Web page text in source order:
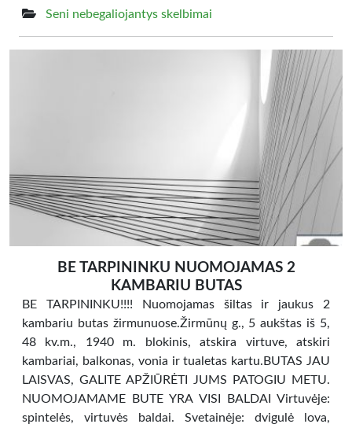
Seni nebegaliojantys skelbimai
BE TARPININKU NUOMOJAMAS 2
KAMBARIU BUTAS
BE TARPININKU!!!! Nuomojamas šiltas ir jaukus 2
kambariu butas žirmunuose.Žirmūnų g., 5 aukštas iš 5,
48 kv.m., 1940 m. blokinis, atskira virtuve, atskiri
kambariai, balkonas, vonia ir tualetas kartu.BUTAS JAU
LAISVAS, GALITE APŽIŪRĖTI JUMS PATOGIU METU.
NUOMOJAMAME BUTE YRA VISI BALDAI Virtuvėje:
spintelės, virtuvės baldai. Svetainėje: dvigulė lova,